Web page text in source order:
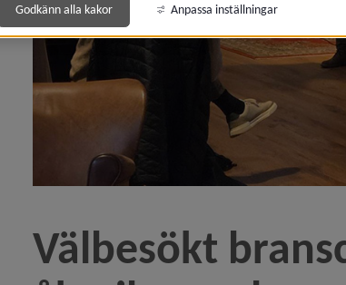
– första stopp för höstens
Forests Umeåsatsning
Umeåföretag med global marknad)
Flyget som räddar liv i hela Sverige)
i Västerbotten)
Välbesökt
Godkänn alla kakor Anpassa inställningar